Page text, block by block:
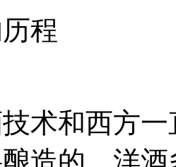
程
术和西方
造的，洋